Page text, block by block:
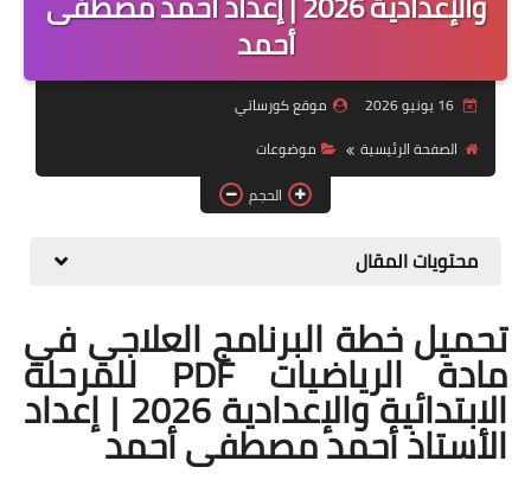
موضوعات
تربويات
قصص للأطفال
أحمد
16 يونيو 2026
موقع كورساتي
الصفحة الرئيسية
موضوعات
الحجم
محتويات المقال
تحميل خطة البرنامج العلاجي في
مادة الرياضيات PDF للمرحلة
الابتدائية والإعدادية 2026 | إعداد
الأستاذ أحمد مصطفى أحمد